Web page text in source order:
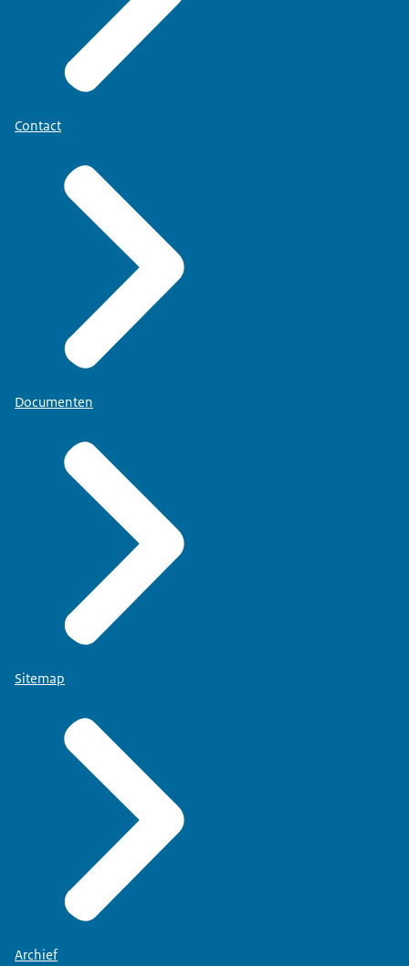
Contact
Documenten
Sitemap
Archief